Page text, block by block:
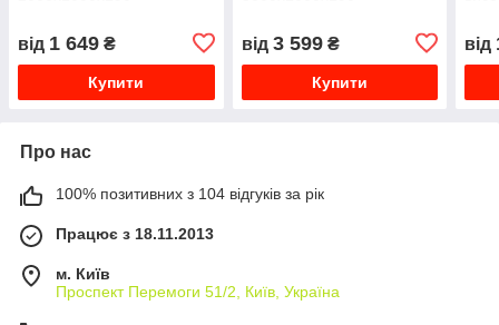
від 1 649 ₴
Купити
від 3 599₴
Купити
від
Про нас
100% позитивних з 104 відгуків за рік
Працює з 18.11.2013
м. Київ
Проспект Перемоги 51/2, Київ, Україна